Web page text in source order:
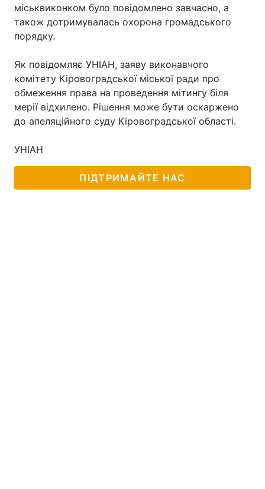
Інтерв'ю Думки
Контакти
Послуги
міськвиконком було повідомлено завчасно, а
також дотримувалась охорона громадського
порядку.
Як повідомляє УНІАН, заяву виконавчого
комітету Кіровоградської міської ради про
обмеження права на проведення мітингу біля
мерії відхилено. Рішення може бути оскаржено
до апеляційного суду Кіровоградської області.
УНІАН
ПІДТРИМАЙТЕ НАС